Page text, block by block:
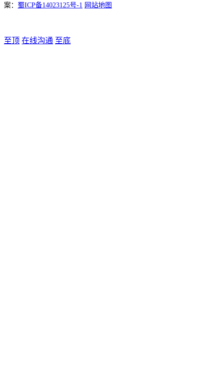
案： 蜀ICP备14023125号-1 网站地图
至顶 在线沟通 至底